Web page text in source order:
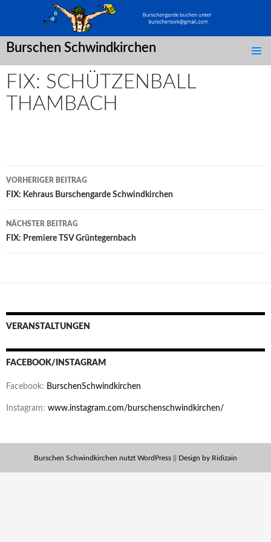
Burschen Schwindkirchen
ZUM
INHALT
FIX: SCHÜTZENBALL
THAMBACH
Post
navigation
VORHERIGER BEITRAG
FIX: Kehraus Burschengarde Schwindkirchen
NÄCHSTER BEITRAG
FIX: Premiere TSV Grüntegernbach
VERANSTALTUNGEN
FACEBOOK/INSTAGRAM
Facebook: BurschenSchwindkirchen
Instagram: www.instagram.com/burschenschwindkirchen/
Burschen Schwindkirchen nutzt WordPress Design by Ridizain